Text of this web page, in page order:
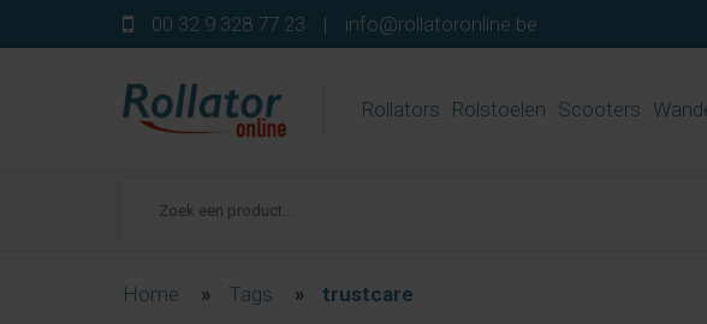
00 32 9 328 77 23 | info@rollatoronline.be
Rollators Rolstoelen Scooters
Home » Tags » trustcare